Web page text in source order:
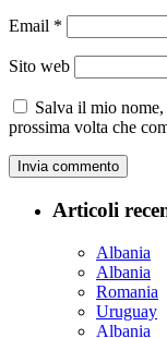
Email *
Sito web
Salva il mio
prossima volta che
Articoli
Albania
Albania
Romania
Uruguay
Albania